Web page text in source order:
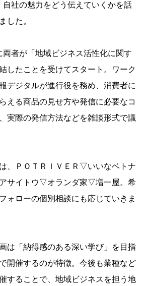
自社の魅力をどう伝えていくかを話
した。
両者が「地域ビジネス活性化に関す
したことを受けてスタート。ワーク
デジタルが進行役を務め、消費者に
える商品の見せ方や発信に必要なコ
実際の発信方法などを雑談形式で議
、ＰＯＴＲＩＶＥＲ▽いいなベトナ
サイトウ▽オランダ家▽増一屋。希
ォローの個別相談にも応じていきま
は「納得感のある深い学び」を目指
開催するのが特徴。今後も業種など
することで、地域ビジネスを担う地